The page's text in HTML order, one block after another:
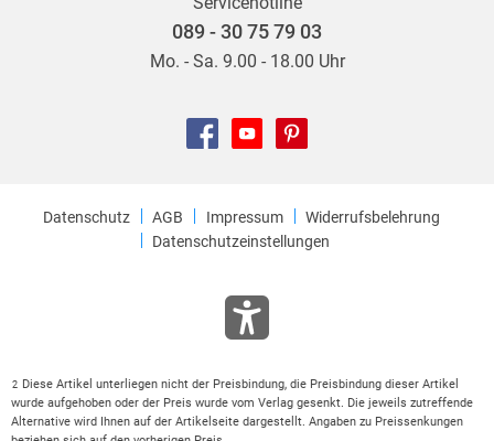
089 - 30 75 79 03
Mo. - Sa. 9.00 - 18.00 Uhr
Datenschutz AGB Impressum
Widerrufsbelehrung
Datenschutzeinstellungen
2
Diese Artikel unterliegen nicht der Preisbindung, die Preisbindung dieser Artikel
wurde aufgehoben oder der Preis wurde vom Verlag gesenkt. Die jeweils zutreffende
Alternative wird Ihnen auf der Artikelseite dargestellt. Angaben zu Preissenkungen